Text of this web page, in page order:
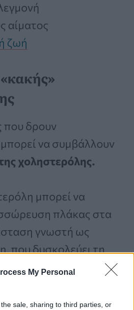
My Personal
sale, sharing to third parties, or
αίματος
ζωή
που δρουν
να συμβάλλουν
χοληστερόλης.
μπορεί να
πλάκας στα
γνωστή ως
που δυσκολεύει τη
για